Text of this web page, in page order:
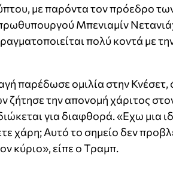
με παρόντα τον πρόεδρο
Μπενιαμίν
πολύ κοντά με
παρέδωσε ομιλία στην Κνέσετ,
ζήτησε την απονομή χάριτος
για διαφθορά. «Εχω μια
χάρη; Αυτό το σημείο δεν
κύριο», είπε ο Τραμπ.